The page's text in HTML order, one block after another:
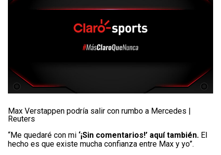
Max Verstappen podría salir con rumbo a Mercedes |
Reuters
“Me quedaré con mi ‘¡Sin comentarios!’ aquí también. El
hecho es que existe mucha confianza entre Max y yo”.